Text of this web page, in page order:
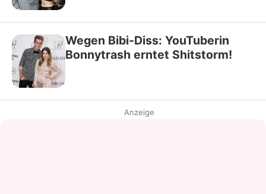
Wegen Bibi-Diss: YouTuberin
Bonnytrash erntet Shitstorm!
Anzeige